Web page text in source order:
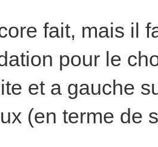
+37.9°C
+34.9°C
fait, mais il
pour le
et a gauche
(en terme de